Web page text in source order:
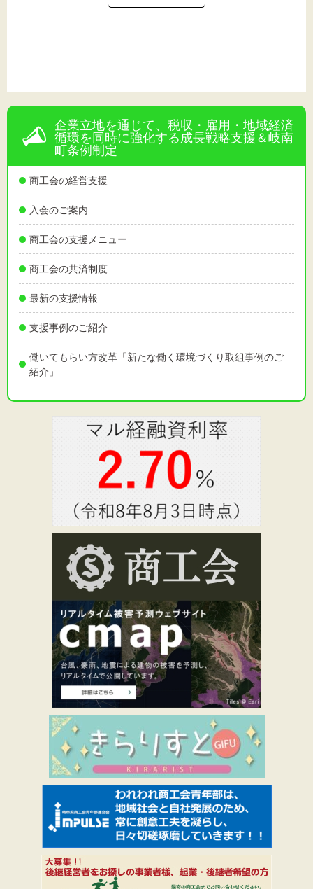
企業立地を通じて、税収・雇用・地域経済
循環を同時に強化する成長戦略支援＆岐南
町条例制定
商工会の経営支援
入会のご案内
商工会の支援メニュー
商工会の共済制度
最新の支援情報
支援事例のご紹介
働いてもらい方改革「新たな働く環境づくり取組事例のご
紹介」